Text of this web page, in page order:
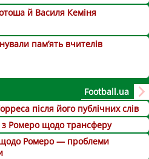
й Василя Кеміня
пам’ять вчителів
Football.ua
після його публічних слів
з Ромеро щодо трансферу
щодо Ромеро — проблеми